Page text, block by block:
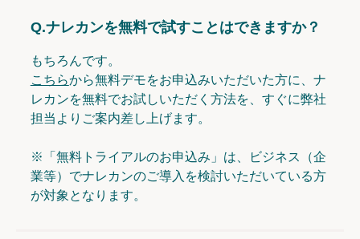
Q.ナレカンを無料で試すことはできますか？
もちろんです。
こちらから無料デモをお申込みいただいた方に、ナ
レカンを無料でお試しいただく方法を、すぐに弊社
担当よりご案内差し上げます。
※「無料トライアルのお申込み」は、ビジネス（企
業等）でナレカンのご導入を検討いただいている方
が対象となります。